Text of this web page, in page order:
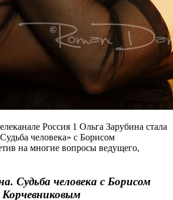
Россия 1 Ольга Зарубина стала
человека» с Борисом
на многие вопросы ведущего,
Судьба человека с Борисом
Корчевниковым